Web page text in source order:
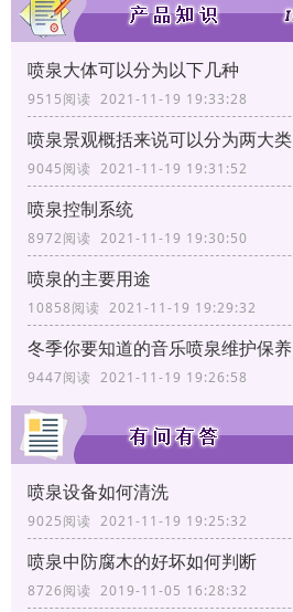
喷泉大体可以分为以下几种
9515阅读 2021-11-19 19:33:28
喷泉景观概括来说可以分为两大类
9045阅读 2021-11-19 19:31:52
喷泉控制系统
8972阅读 2021-11-19 19:30:50
喷泉的主要用途
10858阅读 2021-11-19 19:29:32
冬季你要知道的音乐喷泉维护保养
9447阅读 2021-11-19 19:26:58
喷泉设备如何清洗
9025阅读 2021-11-19 19:25:32
喷泉中防腐木的好坏如何判断
8726阅读 2019-11-05 16:28:32